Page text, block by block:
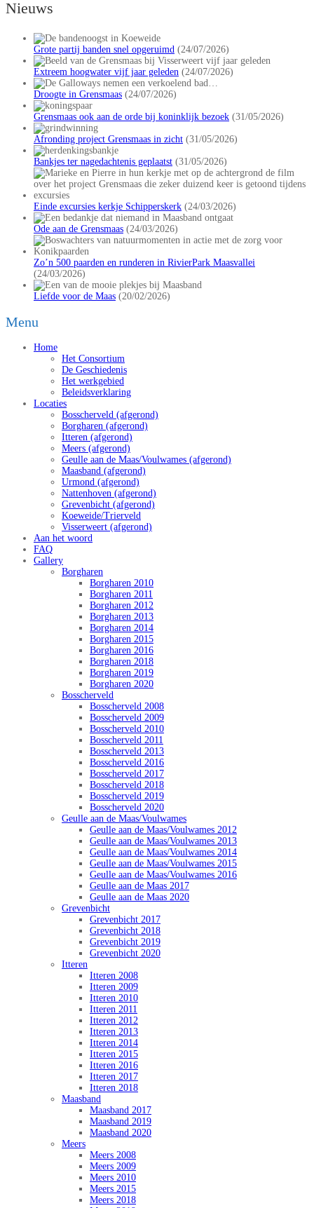
Nieuws
Grote partij banden snel opgeruimd (24/07/2026)
Extreem hoogwater vijf jaar geleden (24/07/2026)
Droogte in Grensmaas (24/07/2026)
Grensmaas ook aan de orde bij koninklijk bezoek (31/05/2026)
Afronding project Grensmaas in zicht (31/05/2026)
Bankjes ter nagedachtenis geplaatst (31/05/2026)
Einde excursies kerkje Schipperskerk (24/03/2026)
Ode aan de Grensmaas (24/03/2026)
Zo’n 500 paarden en runderen in RivierPark Maasvallei
(24/03/2026)
Liefde voor de Maas (20/02/2026)
Menu
Home
Het Consortium
De Geschiedenis
Het werkgebied
Beleidsverklaring
Locaties
Bosscherveld (afgerond)
Borgharen (afgerond)
Itteren (afgerond)
Meers (afgerond)
Geulle aan de Maas/Voulwames (afgerond)
Maasband (afgerond)
Urmond (afgerond)
Nattenhoven (afgerond)
Grevenbicht (afgerond)
Koeweide/Trierveld
Visserweert (afgerond)
Aan het woord
FAQ
Gallery
Borgharen
Borgharen 2010
Borgharen 2011
Borgharen 2012
Borgharen 2013
Borgharen 2014
Borgharen 2015
Borgharen 2016
Borgharen 2018
Borgharen 2019
Borgharen 2020
Bosscherveld
Bosscherveld 2008
Bosscherveld 2009
Bosscherveld 2010
Bosscherveld 2011
Bosscherveld 2013
Bosscherveld 2016
Bosscherveld 2017
Bosscherveld 2018
Bosscherveld 2019
Bosscherveld 2020
Geulle aan de Maas/Voulwames
Geulle aan de Maas/Voulwames 2012
Geulle aan de Maas/Voulwames 2013
Geulle aan de Maas/Voulwames 2014
Geulle aan de Maas/Voulwames 2015
Geulle aan de Maas/Voulwames 2016
Geulle aan de Maas 2017
Geulle aan de Maas 2020
Grevenbicht
Grevenbicht 2017
Grevenbicht 2018
Grevenbicht 2019
Grevenbicht 2020
Itteren
Itteren 2008
Itteren 2009
Itteren 2010
Itteren 2011
Itteren 2012
Itteren 2013
Itteren 2014
Itteren 2015
Itteren 2016
Itteren 2017
Itteren 2018
Maasband
Maasband 2017
Maasband 2019
Maasband 2020
Meers
Meers 2008
Meers 2009
Meers 2010
Meers 2015
Meers 2018